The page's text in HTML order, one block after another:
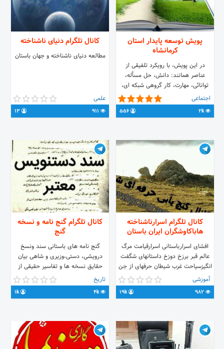
در جمع دوستانمون معذوریم🌈
پویش توسعه پایدار استان
کرمانشاه
در این پویش، با رویکرد تلفیقی از
عناصر همانند: دانش، حل مسأله،
توانائی، مهارت، کار گروهی شبکه ای،
عمل گرائی، بی طرفی، احترام و مردم
گرائی؛ مسائل توسعه استان بررسی
خواهیم گرد. هدف کلیدی از تشکیل
برای کاهش آسیب پذیری و کمک به
توسعه هماهنگ . و اهمیت دادن به
اولویت های فراموش شده این مرز و
بوم. مهمترین قوانین پویش: « علم،
اعتدال و احترام »
اجتماعی
2k
کانال تلگرام دنیای ناشناخته
مطالعه دنیای ناشناخته و جهان باستان
علمی
کانال تلگرام اسرارناشناخته
هاباکاوشگران ایران باستان
افشای اسرارباستانی اسرارقیامت مرگ
عالم قبر برزخ دوزخ داستانهای شگفت
انگیزسیاحت غرب شیطان حرفهای از جن
روح تناسخ ماورا باطل کردن
سحروجادودعای بخت شغل بازشدن
روزی ازادی زندانی مهروعشق اتیشن
آموزشی
19k
کانال تلگرام گنج نامه و نسخه
گنج
گنج نامه های باستانی سند ونسخ
درویشی، دستی،وزیری و شاهی بیان
حقایق نسخه ها و تفاسیر حقیقی از
علائم و آثار باستانی ارتباط @acracr
تاریخ
4k
1k